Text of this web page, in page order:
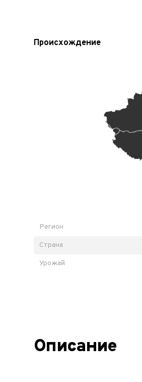
Происхождение
Регион
Страна
Урожай
Описание